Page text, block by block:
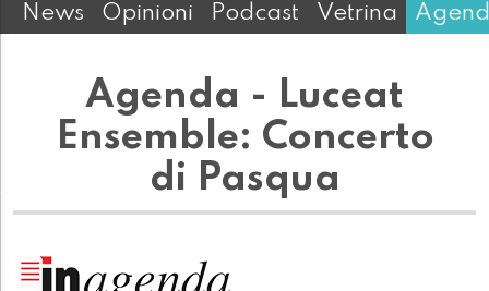
News Opinioni Podcast Vetrina
Agenda - Luceat
Ensemble: Concerto
di Pasqua